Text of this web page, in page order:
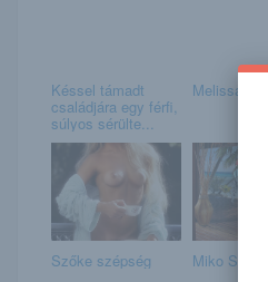
Késsel támadt
családjára egy férfi,
súlyos sérülte...
Melissa
Szőke szépség Miko Sinz